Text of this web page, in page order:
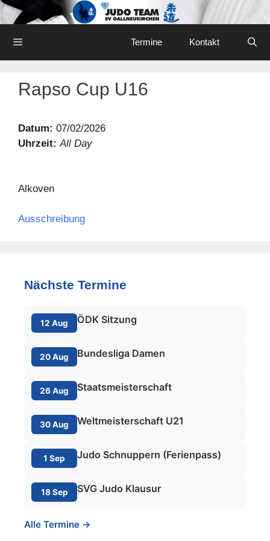
Skip
to
content
Termine Kontakt
Rapso Cup U16
Datum: 07/02/2026
Uhrzeit: All Day
Alkoven
Ausschreibung
Nächste Termine
12 Aug ÖDK Sitzung
20 Aug Bundesliga Damen
26 Aug Staatsmeisterschaft
30 Aug Weltmeisterschaft U21
1 Sep Judo Schnuppern (Ferienpass)
18 Sep SVG Judo Klausur
Alle Termine →